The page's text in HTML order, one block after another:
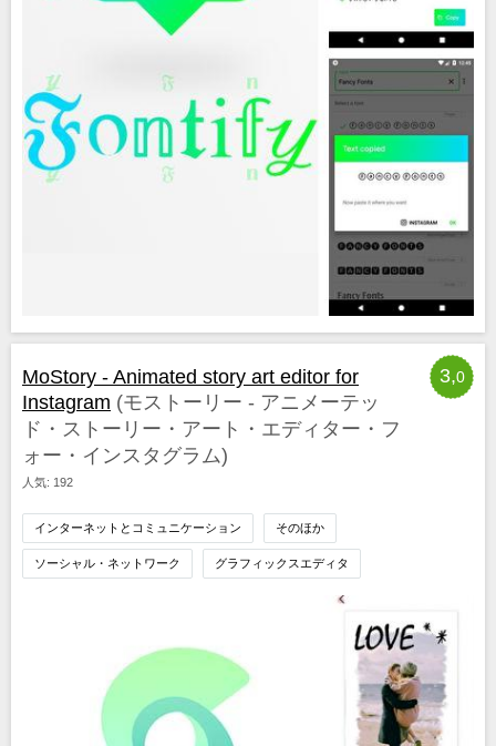
3,0
MoStory - Animated story art editor for
Instagram (モストーリー ‐ アニメーテッ
ド・ストーリー・アート・エディター・フ
ォー・インスタグラム)
人気: 192
インターネットとコミュニケーション そのほか
ソーシャル・ネットワーク グラフィックスエディタ